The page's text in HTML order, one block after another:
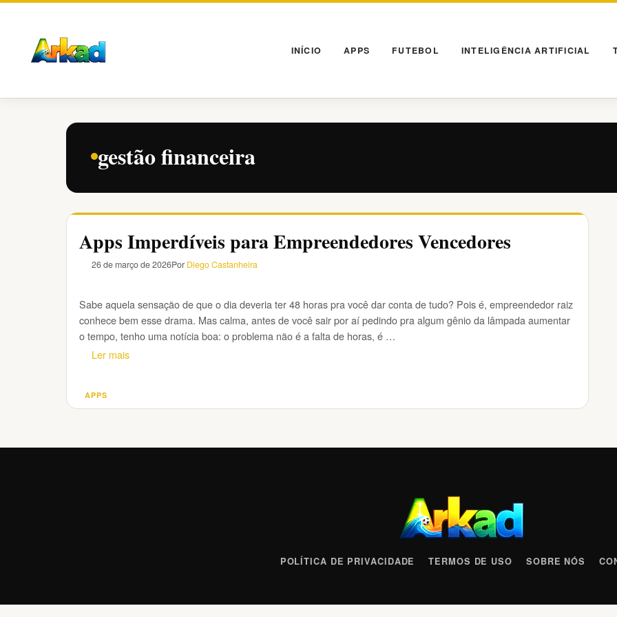
Pular
conteúdo
INÍCIO APPS FUTEBOL INTELIGÊNCIA ARTIFICIAL
gestão financeira
Apps Imperdíveis para Empreendedores Vencedores
26 de março de 2026Por Diego Castanheira
Sabe aquela sensação de que o dia deveria ter 48 horas pra você dar conta de tudo? Pois é, empreendedor raiz
conhece bem esse drama. Mas calma, antes de você sair por aí pedindo pra algum gênio da lâmpada aumentar
o tempo, tenho uma notícia boa: o problema não é a falta de horas, é …
Ler mais
Categorias
APPS
POLÍTICA DE PRIVACIDADE TERMOS DE USO SOBRE NÓS